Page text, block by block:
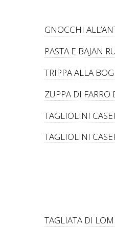
GNOCCHI
PASTA E BAJAN
TRIPPA ALLA
ZUPPA DI FARRO
TAGLIOLINI
TAGLIOLINI
TAGLIATA DI